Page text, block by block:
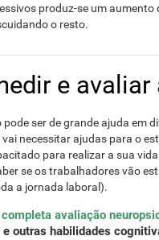
produz-se um
o resto.
e avaliar
ser de grande ajuda em
vai necessitar ajudas para o
para realizar a sua
se os trabalhadores vão
a jornada laboral).
completa avaliação
outras habilidades